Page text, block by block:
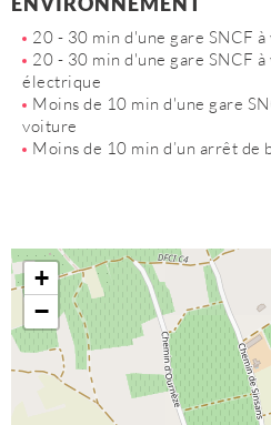
20 - 30 min d'une gare SNCF à
20 - 30 min d'une gare SNCF à
électrique
Moins de 10 min d'une gare
voiture
Moins de 10 min d’un arrêt de
+
−